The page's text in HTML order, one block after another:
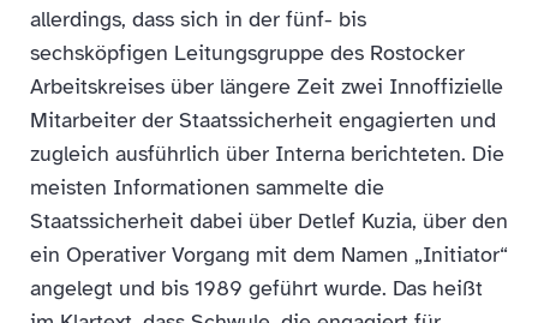
allerdings, dass sich in der fünf- bis
sechsköpfigen Leitungsgruppe des Rostocker
Arbeitskreises über längere Zeit zwei Innoffizielle
Mitarbeiter der Staatssicherheit engagierten und
zugleich ausführlich über Interna berichteten. Die
meisten Informationen sammelte die
Staatssicherheit dabei über Detlef Kuzia, über den
ein Operativer Vorgang mit dem Namen „Initiator“
angelegt und bis 1989 geführt wurde. Das heißt